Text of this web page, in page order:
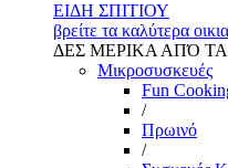
ΕΙΔΗ ΣΠΙΤΙΟΥ
βρείτε τα καλύτερα
ΔΕΣ ΜΕΡΙΚΑ ΑΠΌ
Μικροσυσκευές
Fun
/
Πρωινό
/